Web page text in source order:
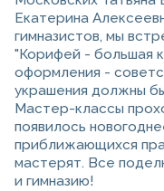
Екатерина
гимназистов, мы
"Корифей - большая
оформления -
украшения должны
Мастер-классы
появилось
приближающихся
мастерят. Все
и гимназию!